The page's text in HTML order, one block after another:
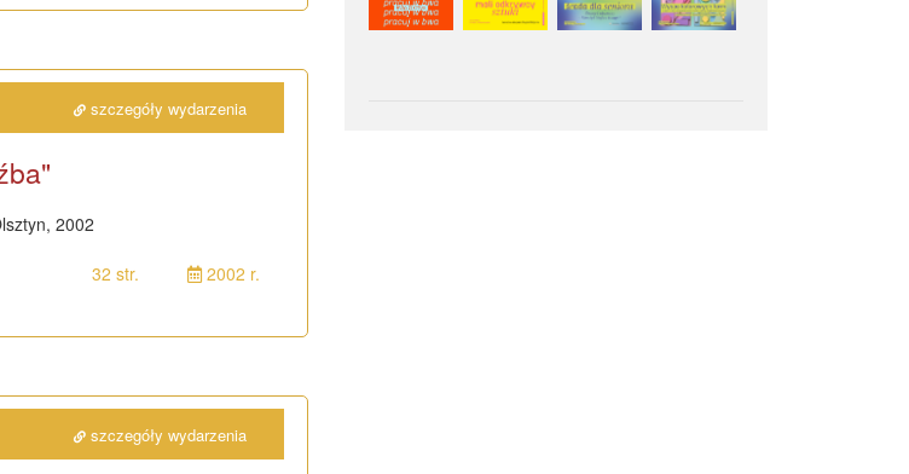
szczegóły wydarzenia
2002
2002 r.
32 str.
szczegóły wydarzenia